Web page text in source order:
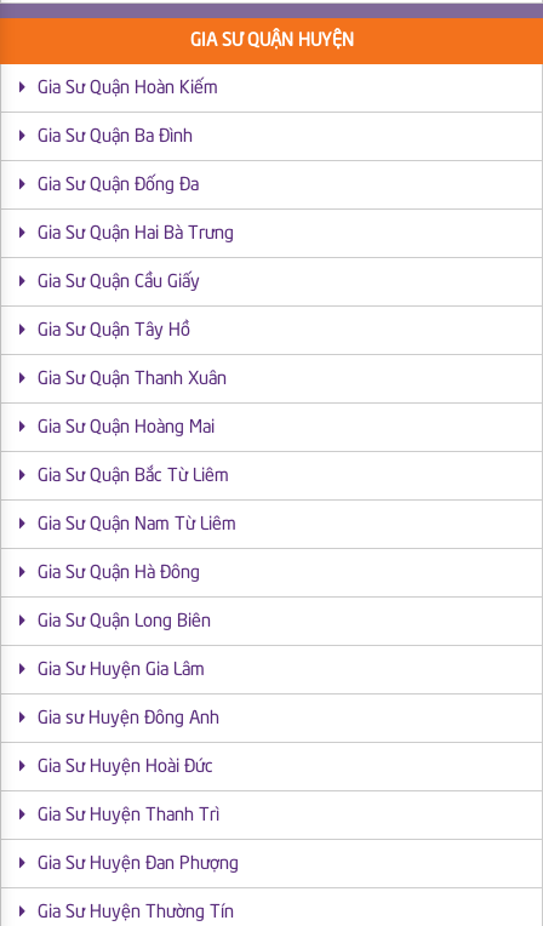
GIA SƯ QUẬN HUYỆN
Gia Sư Quận Hoàn Kiếm
Gia Sư Quận Ba Đình
Gia Sư Quận Đống Đa
Gia Sư Quận Hai Bà Trưng
Gia Sư Quận Cầu Giấy
Gia Sư Quận Tây Hồ
Gia Sư Quận Thanh Xuân
Gia Sư Quận Hoàng Mai
Gia Sư Quận Bắc Từ Liêm
Gia Sư Quận Nam Từ Liêm
Gia Sư Quận Hà Đông
Gia Sư Quận Long Biên
Gia Sư Huyện Gia Lâm
Gia sư Huyện Đông Anh
Gia Sư Huyện Hoài Đức
Gia Sư Huyện Thanh Trì
Gia Sư Huyện Đan Phượng
Gia Sư Huyện Thường Tín